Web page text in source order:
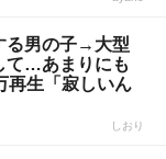
る男の子→大型
て…あまりにも
再生「寂しいん
しおり